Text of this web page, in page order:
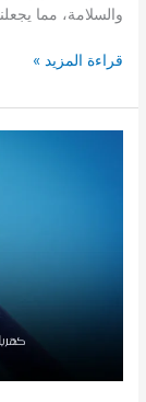
والسلامة، مما
فني
حولي
/
قراءة المزيد »